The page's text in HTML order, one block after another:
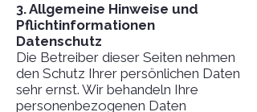
3. Allgemeine Hinweise und
Pflicht­informationen
Datenschutz
Die Betreiber dieser Seiten nehmen
den Schutz Ihrer persönlichen Daten
sehr ernst. Wir behandeln Ihre
personenbezogenen Daten